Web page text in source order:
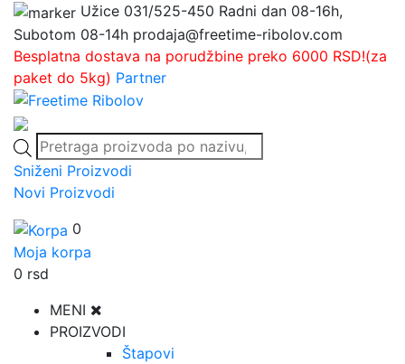
Užice 031/525-450 Radni dan 08-16h,
Subotom 08-14h prodaja@freetime-ribolov.com
Besplatna dostava na porudžbine preko 6000 RSD!(za
paket do 5kg) Partner
Products
search
Sniženi Proizvodi
Novi Proizvodi
0
Moja korpa
0 rsd
MENI
PROIZVODI
Štapovi